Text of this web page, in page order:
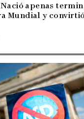
apenas
Mundial y